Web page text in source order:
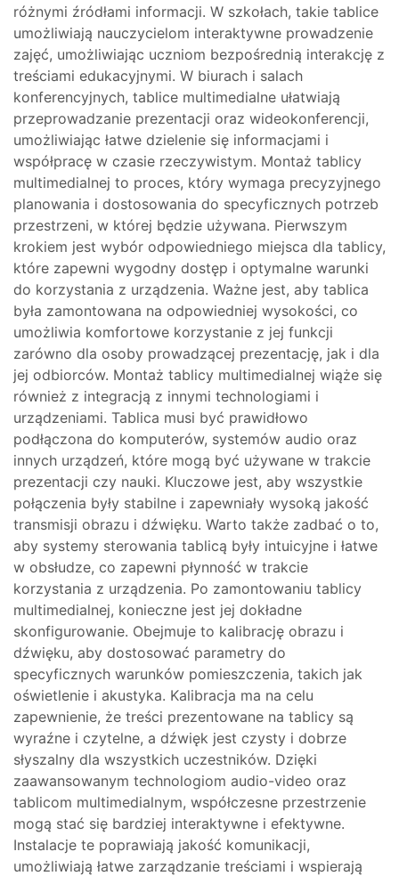
różnymi źródłami informacji. W szkołach, takie tablice
umożliwiają nauczycielom interaktywne prowadzenie
zajęć, umożliwiając uczniom bezpośrednią interakcję z
treściami edukacyjnymi. W biurach i salach
konferencyjnych, tablice multimedialne ułatwiają
przeprowadzanie prezentacji oraz wideokonferencji,
umożliwiając łatwe dzielenie się informacjami i
współpracę w czasie rzeczywistym. Montaż tablicy
multimedialnej to proces, który wymaga precyzyjnego
planowania i dostosowania do specyficznych potrzeb
przestrzeni, w której będzie używana. Pierwszym
krokiem jest wybór odpowiedniego miejsca dla tablicy,
które zapewni wygodny dostęp i optymalne warunki
do korzystania z urządzenia. Ważne jest, aby tablica
była zamontowana na odpowiedniej wysokości, co
umożliwia komfortowe korzystanie z jej funkcji
zarówno dla osoby prowadzącej prezentację, jak i dla
jej odbiorców. Montaż tablicy multimedialnej wiąże się
również z integracją z innymi technologiami i
urządzeniami. Tablica musi być prawidłowo
podłączona do komputerów, systemów audio oraz
innych urządzeń, które mogą być używane w trakcie
prezentacji czy nauki. Kluczowe jest, aby wszystkie
połączenia były stabilne i zapewniały wysoką jakość
transmisji obrazu i dźwięku. Warto także zadbać o to,
aby systemy sterowania tablicą były intuicyjne i łatwe
w obsłudze, co zapewni płynność w trakcie
korzystania z urządzenia. Po zamontowaniu tablicy
multimedialnej, konieczne jest jej dokładne
skonfigurowanie. Obejmuje to kalibrację obrazu i
dźwięku, aby dostosować parametry do
specyficznych warunków pomieszczenia, takich jak
oświetlenie i akustyka. Kalibracja ma na celu
zapewnienie, że treści prezentowane na tablicy są
wyraźne i czytelne, a dźwięk jest czysty i dobrze
słyszalny dla wszystkich uczestników. Dzięki
zaawansowanym technologiom audio-video oraz
tablicom multimedialnym, współczesne przestrzenie
mogą stać się bardziej interaktywne i efektywne.
Instalacje te poprawiają jakość komunikacji,
umożliwiają łatwe zarządzanie treściami i wspierają